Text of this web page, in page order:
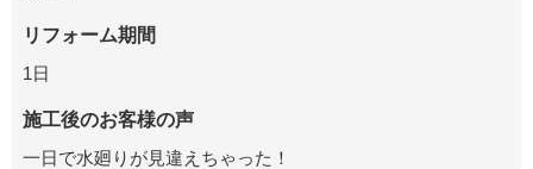
リフォーム期間
1日
施工後のお客様の声
一日で水廻りが見違えちゃった！